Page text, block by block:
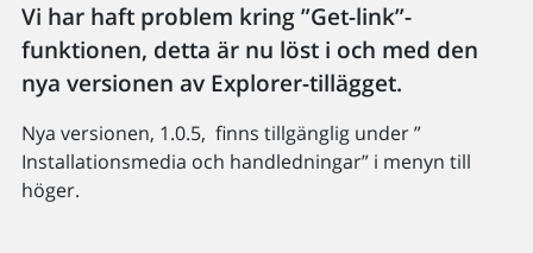
Vi har haft problem kring ”Get-link”-
funktionen, detta är nu löst i och med den
nya versionen av Explorer-tillägget.
Nya versionen, 1.0.5, finns tillgänglig under ”
Installationsmedia och handledningar” i menyn till
höger.